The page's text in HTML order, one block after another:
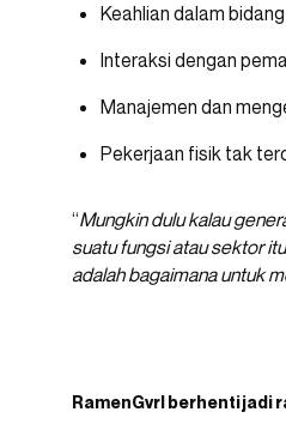
Keahlian dalam
Interaksi dengan
Manajemen dan
Pekerjaan fisik tak
“Mungkin dulu kalau
suatu fungsi atau sektor
adalah bagaimana untuk
RamenGvrlberhenti jadi